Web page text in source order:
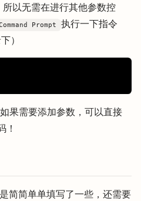
所以无需在进行其他参数控
Prompt
执行一下指令
）
果需要添加参数，可以直接
！
简简单单填写了一些，还需要